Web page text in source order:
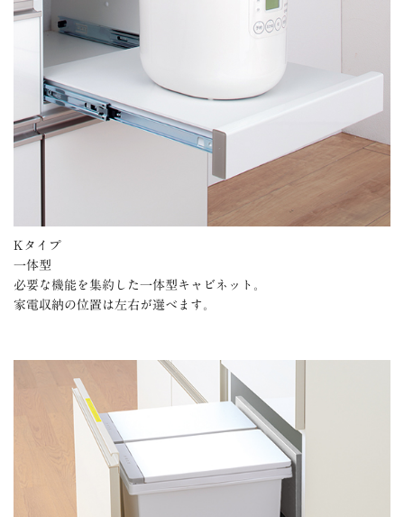
Kタイプ
一体型
必要な機能を集約した一体型キャビネット。
家電収納の位置は左右が選べます。